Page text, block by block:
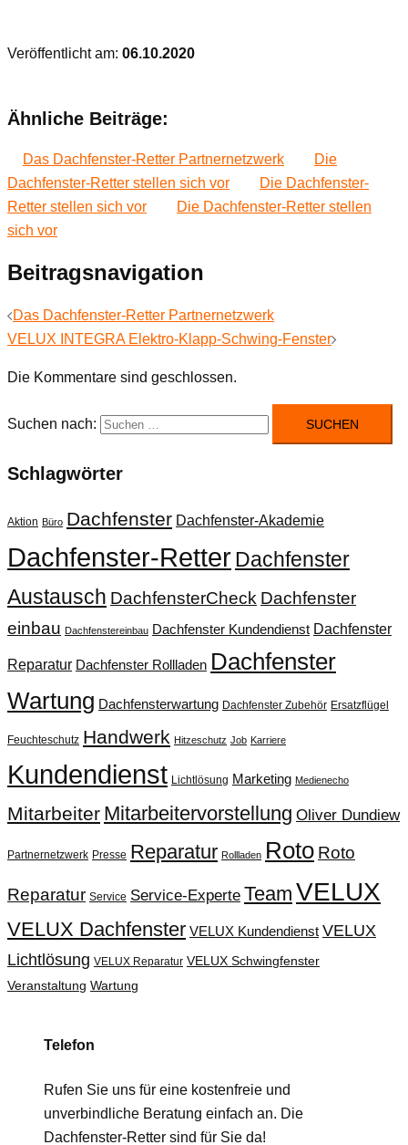
Veröffentlicht am: 06.10.2020
Ähnliche Beiträge:
Das Dachfenster-Retter Partnernetzwerk
Die
Dachfenster-Retter stellen sich vor
Die Dachfenster-
Retter stellen sich vor
Die Dachfenster-Retter stellen
sich vor
Beitragsnavigation
Das Dachfenster-Retter Partnernetzwerk
VELUX INTEGRA Elektro-Klapp-Schwing-Fenster
Die Kommentare sind geschlossen.
Suchen nach:
Schlagwörter
Aktion Büro Dachfenster Dachfenster-Akademie
Dachfenster-RetterDachfenster
Austausch DachfensterCheck Dachfenster
einbau Dachfenstereinbau Dachfenster Kundendienst Dachfenster
Reparatur Dachfenster Rollladen Dachfenster
Wartung Dachfensterwartung Dachfenster Zubehör Ersatzflügel
Feuchteschutz Handwerk Hitzeschutz Job Karriere
Kundendienst Lichtlösung Marketing Medienecho
Mitarbeiter Mitarbeitervorstellung Oliver Dundiew
Partnernetzwerk Presse Reparatur Rollladen Roto Roto
Reparatur Service Service-Experte Team VELUX
VELUX Dachfenster VELUX Kundendienst VELUX
Lichtlösung VELUX Reparatur VELUX Schwingfenster
Veranstaltung Wartung
Telefon
Rufen Sie uns für eine kostenfreie und
unverbindliche Beratung einfach an. Die
Dachfenster-Retter sind für Sie da!